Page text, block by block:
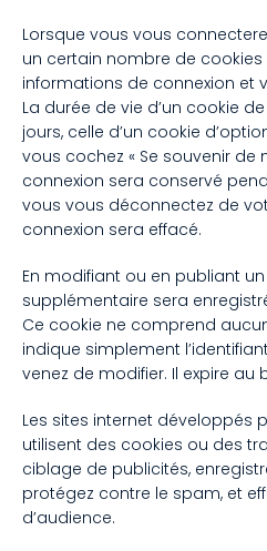
Lorsque vous vous
un certain nombre de
informations de connexion et
La durée de vie d’un cookie
jours, celle d’un cookie
vous cochez « Se souvenir de
connexion sera conservé
vous vous déconnectez de
connexion sera effacé.
En modifiant ou en publiant
supplémentaire sera
Ce cookie ne comprend
indique simplement
venez de modifier. Il expire au
Les sites internet développés
utilisent des cookies ou des
ciblage de publicités,
protégez contre le spam, et
d’audience.